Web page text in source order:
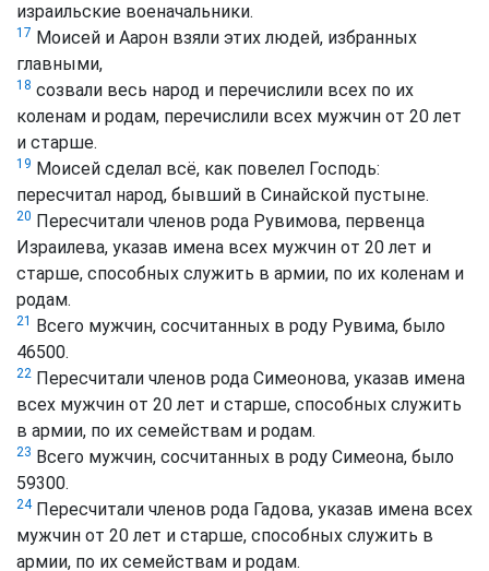
израильские военачальники.
17 Моисей и Аарон взяли этих людей, избранных
главными,
18 созвали весь народ и перечислили всех по их
коленам и родам, перечислили всех мужчин от 20 лет
и старше.
19 Моисей сделал всё, как повелел Господь:
пересчитал народ, бывший в Синайской пустыне.
20 Пересчитали членов рода Рувимова, первенца
Израилева, указав имена всех мужчин от 20 лет и
старше, способных служить в армии, по их коленам и
родам.
21
Всего мужчин, сосчитанных в роду Рувима, было
46500.
22 Пересчитали членов рода Симеонова, указав имена
всех мужчин от 20 лет и старше, способных служить
в армии, по их семействам и родам.
23 Всего мужчин, сосчитанных в роду Симеона, было
59300.
24Пересчитали членов рода Гадова, указав имена всех
мужчин от 20 лет и старше, способных служить в
армии, по их семействам и родам.